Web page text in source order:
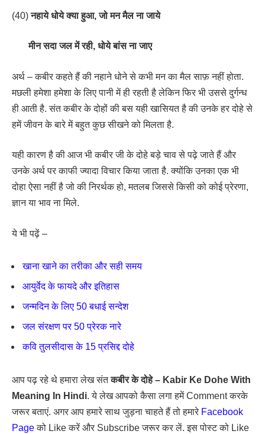
(40)नहाये धोये क्या हुआ, जो मन मैल ना जाये
मीन सदा जल में रही, धोये बांस ना जाए
अर्थ – कबीर कहते हैं की नहाने धोने से कभी मन का मैल साफ़ नहीं होता.
मछली हमेशा हमेशा के लिए पानी में ही रहती है लेकिन फिर भी उससे दुर्गन्ध
ही आती है. संत कबीर के दोहों की बस यही खासियत है की उनके हर दोहे से
हमें जीवन के बारे में बहुत कुछ सीखने को मिलता है.
यही कारण है की आज भी कबीर जी के दोहे बड़े चाव से पढ़े जाते हैं और
उनके अर्थ पर काफी ज्यादा विचार किया जाता है. क्योंकि उनका एक भी
दोहा ऐसा नहीं है जो की निरर्थक हो, मतलब जिससे किसी को कोई प्रेरणा,
ज्ञान या भाव ना मिले.
ये भी पढ़ें –
खाना खाने का तरीका और सही समय
आयुर्वेद के फायदे और इतिहास
जन्मदिन के लिए 50 बधाई सन्देश
जल संरक्षण पर 50 प्रेरक नारे
कवि तुलसीदास के 15 प्रसिद्द दोहे
आप पढ़ रहे थे हमारा लेख संतकबीर के दोहे – Kabir Ke Dohe With
Meaning In Hindi. ये लेख आपको कैसा लगा हमें Comment करके
जरूर बताएं. अगर आप हमारे साथ जुड़ना चाहते हैं तो हमारे Facebook
Pageको Like करें और Subscribe जरूर कर लें. इस पोस्ट को Like